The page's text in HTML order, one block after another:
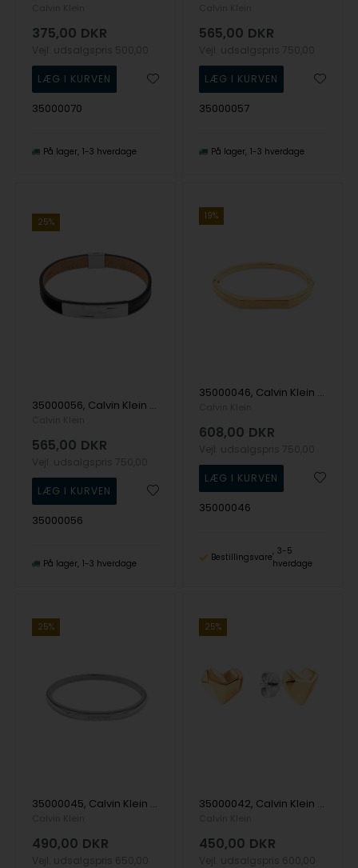
375,00 DKR
35000070
På lager 1-3 hverdage
565,00 DKR
35000057
På lager 1-3 hverdage
25%
35000056, Calvin Klein Grid Bracelet 19,5cm Armbånd
565,00 DKR
35000056
På lager 1-3 hverdage
19%
35000046, Calvin Klein Faceted Bar Bangle Armbånd
608,00 DKR
35000046
Bestillingsvare
3-5
hverdage
25%
35000045, Calvin Klein Faceted Bar Bangle Armbånd
490,00 DKR
25%
35000042, Calvin Klein Faceted Heart Earrings Ørering
450,00 DKR